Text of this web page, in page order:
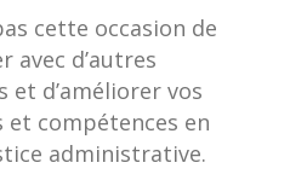
cette occasion de
avec d’autres
et d’améliorer vos
et compétences en
administrative.